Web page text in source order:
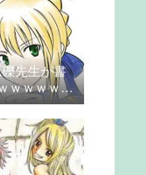
先生が書
ｗｗｗｗｗ